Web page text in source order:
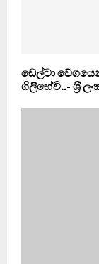
ඩෙල්ටා
ගිලිහේවි..- ශ‍්‍රී